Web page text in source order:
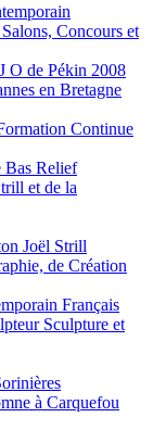
Concours et
O de Pékin 2008
en Bretagne
Continue
Bas Relief
et de la
Joël Strill
de Création
Français
Sculpture et
à Carquefou